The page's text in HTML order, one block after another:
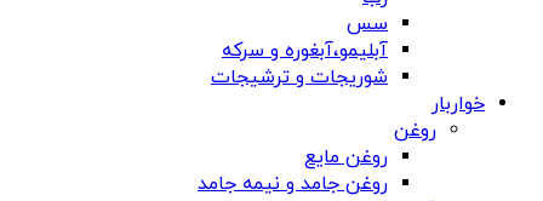
سس
آبلیمو،آبغوره و سرکه
شوریجات و ترشیجات
خواربار
روغن
روغن مایع
روغن جامد و نیمه جامد